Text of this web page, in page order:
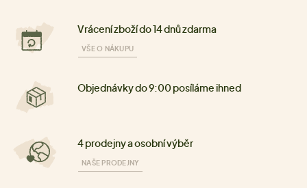
Vrácení zboží do 14 dnů zdarma
VŠE O NÁKUPU
Objednávky do 9:00 posíláme ihned
4 prodejny a osobní výběr
NAŠE PRODEJNY